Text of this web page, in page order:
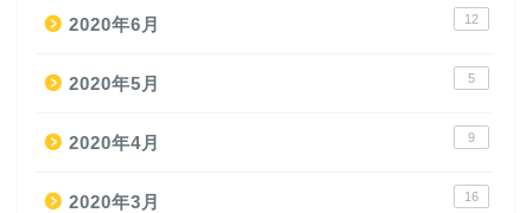
2020年6月 12
2020年5月 5
2020年4月 9
2020年3月 16